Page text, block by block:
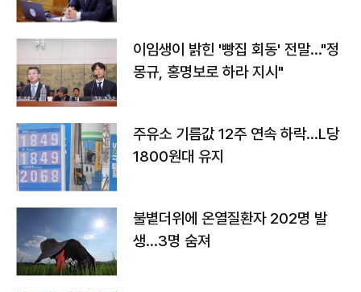
이임생이 밝힌 '빵집 회동' 전말…"정
몽규, 홍명보로 하라 지시"
주유소 기름값 12주 연속 하락…L당
1800원대 유지
불볕더위에 온열질환자 202명 발
생…3명 숨져